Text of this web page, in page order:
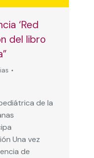
‘Red
del libro
de la
Una vez
de